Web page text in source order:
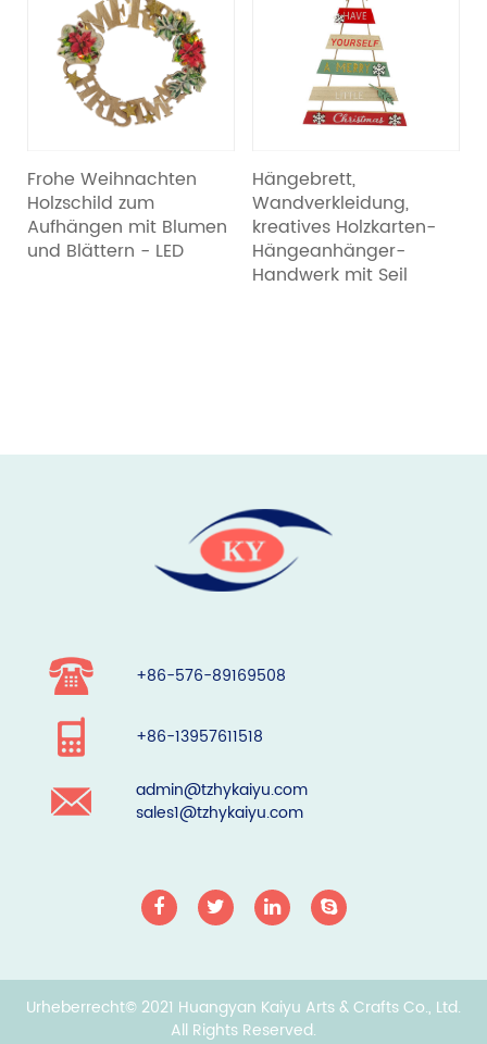
Frohe Weihnachten
Holzschild zum
Aufhängen mit Blumen
und Blättern - LED
Hängebrett,
Wandverkleidung,
kreatives Holzkarten-
Hängeanhänger-
Handwerk mit Seil
+86-576-89169508
+86-13957611518
admin@tzhykaiyu.com
sales1@tzhykaiyu.com
Urheberrecht© 2021 Huangyan Kaiyu Arts & Crafts Co., Ltd.
All Rights Reserved.